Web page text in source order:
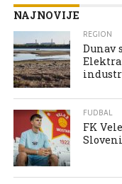
NAJNOVIJE
REGION
Dunav
FUDBAL
FK